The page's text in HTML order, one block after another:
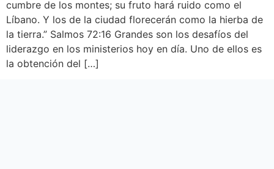
cumbre de los montes; su fruto hará ruido como el
Líbano. Y los de la ciudad florecerán como la hierba de
la tierra.” Salmos 72:16 Grandes son los desafíos del
liderazgo en los ministerios hoy en día. Uno de ellos es
la obtención del […]